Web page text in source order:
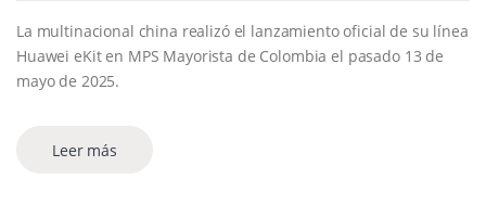
La multinacional china realizó el lanzamiento oficial de su línea
Huawei eKit en MPS Mayorista de Colombia el pasado 13 de
mayo de 2025.
Leer más